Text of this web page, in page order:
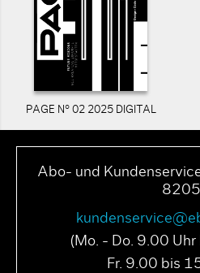
PAGE N° 02 2025 DIGITAL
Abo- und
8205
(Mo. - Do. 9.00
Fr. 9.00 bis